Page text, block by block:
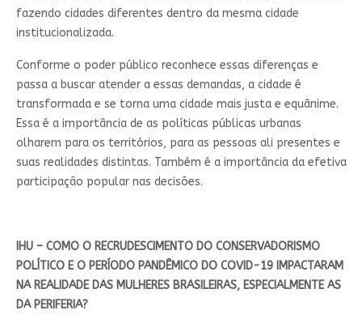
fazendo cidades diferentes dentro da mesma cidade
institucionalizada.
Conforme o poder público reconhece essas diferenças e
passa a buscar atender a essas demandas, a cidade é
transformada e se torna uma cidade mais justa e equânime.
Essa é a importância de as políticas públicas urbanas
olharem para os territórios, para as pessoas ali presentes e
suas realidades distintas. Também é a importância da efetiva
participação popular nas decisões.
IHU – COMO O RECRUDESCIMENTO DO CONSERVADORISMO
POLÍTICO E O PERÍODO PANDÊMICO DO COVID-19 IMPACTARAM
NA REALIDADE DAS MULHERES BRASILEIRAS, ESPECIALMENTE AS
DA PERIFERIA?